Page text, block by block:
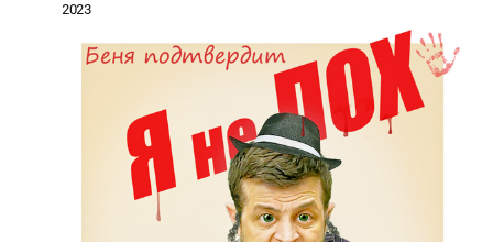
2023